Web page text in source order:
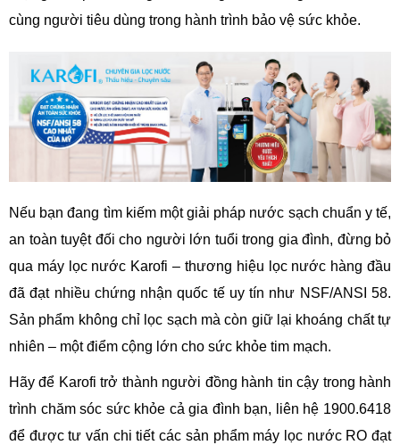
cùng người tiêu dùng trong hành trình bảo vệ sức khỏe.
Nếu bạn đang tìm kiếm một giải pháp nước sạch chuẩn y tế,
an toàn tuyệt đối cho người lớn tuổi trong gia đình, đừng bỏ
qua máy lọc nước Karofi – thương hiệu lọc nước hàng đầu
đã đạt nhiều chứng nhận quốc tế uy tín như NSF/ANSI 58.
Sản phẩm không chỉ lọc sạch mà còn giữ lại khoáng chất tự
nhiên – một điểm cộng lớn cho sức khỏe tim mạch.
Hãy để Karofi trở thành người đồng hành tin cậy trong hành
trình chăm sóc sức khỏe cả gia đình bạn, liên hệ 1900.6418
để được tư vấn chi tiết các sản phẩm máy lọc nước RO đạt